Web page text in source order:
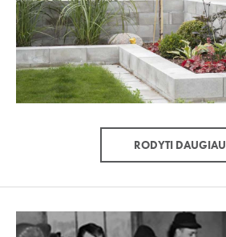
RODYTI DAUGIAU